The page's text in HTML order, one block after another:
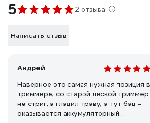
5 2 отзыва
Написать отзыв
Андрей
Наверное это самая нужная позиция в
триммере, со старой леской триммер
не стриг, а гладил траву, а тут бац -
оказывается аккумуляторный